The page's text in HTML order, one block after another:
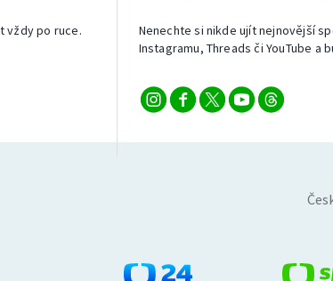
vždy po ruce.
Nenechte si nikde ujít nejnovější
Instagramu, Threads či YouTube a